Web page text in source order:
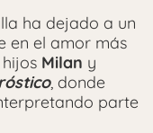
ha dejado a un
en el amor más
Milan y
, donde
parte